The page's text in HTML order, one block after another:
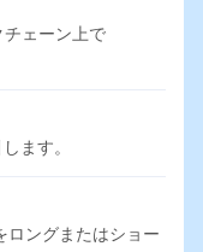
チェーン上で
ます。
ロングまたはショー